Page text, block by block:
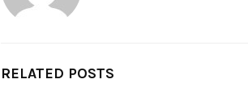
RELATED POSTS